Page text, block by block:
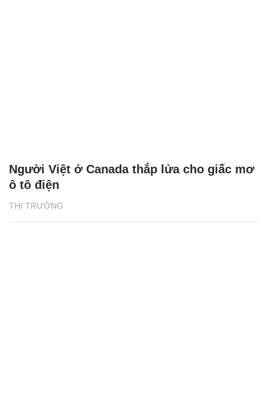
THỊ TRƯỜNG
Người Việt ở Canada thắp lửa cho giấc mơ
ô tô điện